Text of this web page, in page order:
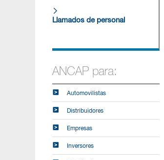
Llamados de personal
ANCAP para:
Automovilistas
Distribuidores
Empresas
Inversores